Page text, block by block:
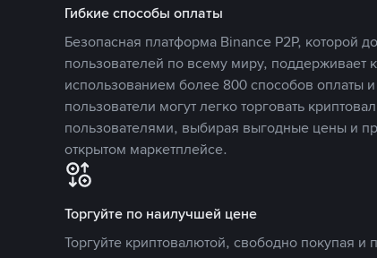
Гибкие способы оплаты
Безопасная платформа Binance P2P, которой
пользователей по всему миру, поддерживает
использованием более 800 способов оплаты
пользователи могут легко торговать
пользователями, выбирая выгодные цены и
открытом маркетплейсе.
Торгуйте по наилучшей цене
Торгуйте криптовалютой, свободно покупая